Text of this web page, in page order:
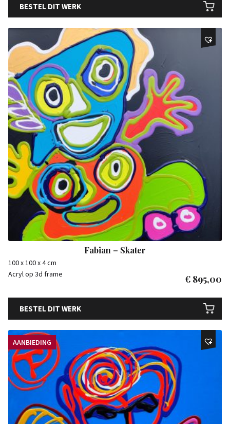
BESTEL DIT WERK
Fabian – Skater
100 x 100 x 4 cm
Acryl op 3d frame
€ 895,00
BESTEL DIT WERK
AANBIEDING